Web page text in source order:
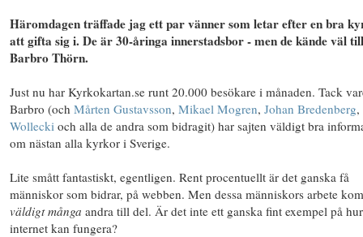
Häromdagen träffade jag ett par vänner som letar efter en bra
att gifta sig i. De är 30-åringa innerstadsbor - men de kände väl till
Barbro Thörn.
Just nu har Kyrkokartan.se runt 20.000 besökare i månaden. Tack
Barbro (och Mårten Gustavsson, Mikael Mogren, Johan Bredenberg,
Wollecki och alla de andra som bidragit) har sajten väldigt bra
om nästan alla kyrkor i Sverige.
Lite smått fantastiskt, egentligen. Rent procentuellt är det ganska få
människor som bidrar, på webben. Men dessa människors arbete
väldigt många andra till del. Är det inte ett ganska fint exempel på hur
internet kan fungera?